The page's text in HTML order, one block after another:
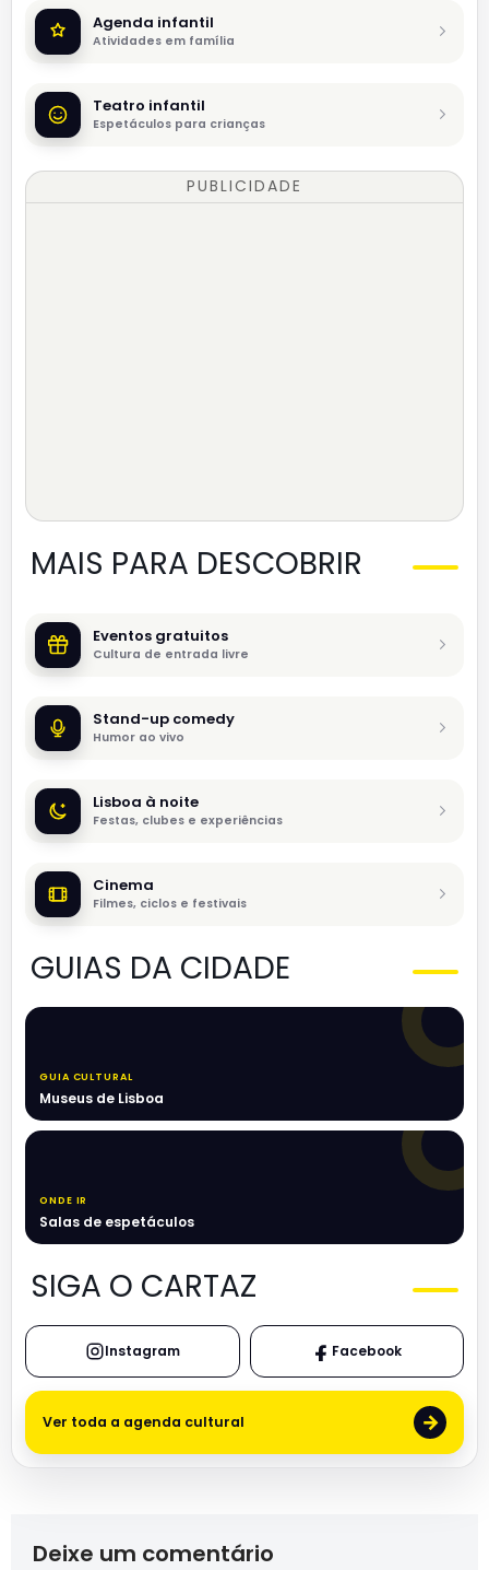
Agenda infantil
Atividades em família
Teatro infantil
Espetáculos para crianças
PUBLICIDADE
MAIS PARA DESCOBRIR
Eventos gratuitos
Cultura de entrada livre
Stand-up comedy
Humor ao vivo
Lisboa à noite
Festas, clubes e experiências
Cinema
Filmes, ciclos e festivais
GUIAS DA CIDADE
GUIA CULTURAL
Museus de Lisboa
ONDE IR
Salas de espetáculos
SIGA O CARTAZ
Instagram Facebook
Ver toda a agenda cultural →
Deixe um comentário